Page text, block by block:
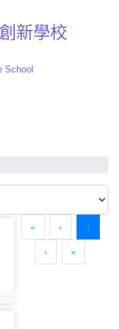
« ‹ 1
› »
新學校
School